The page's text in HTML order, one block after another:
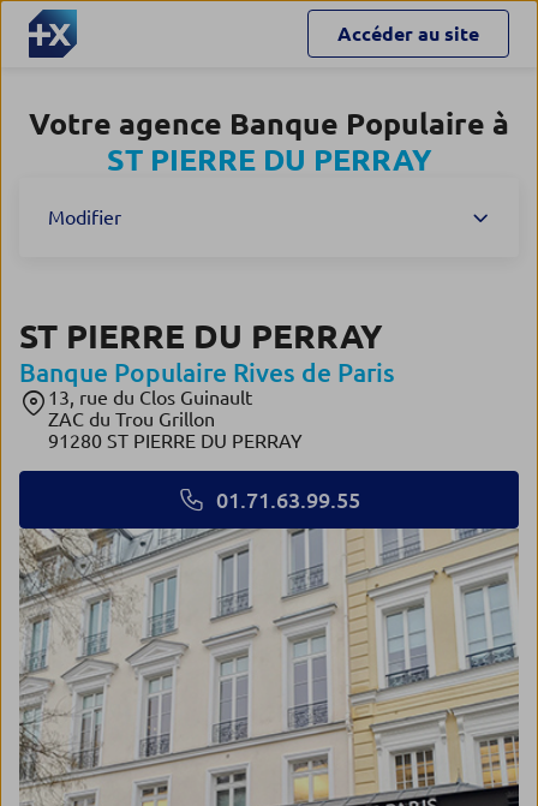
Accéder au site
Votre agence Banque Populaire à
ST PIERRE DU PERRAY
Modifier
ST PIERRE DU PERRAY
Banque Populaire Rives de Paris
13, rue du Clos Guinault
ZAC du Trou Grillon
91280 ST PIERRE DU PERRAY
01.71.63.99.55